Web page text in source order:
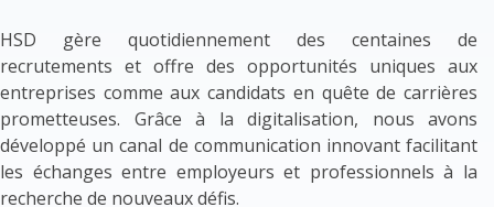
HSD gère quotidiennement des centaines de
recrutements et offre des opportunités uniques aux
entreprises comme aux candidats en quête de carrières
prometteuses. Grâce à la digitalisation, nous avons
développé un canal de communication innovant facilitant
les échanges entre employeurs et professionnels à la
recherche de nouveaux défis.